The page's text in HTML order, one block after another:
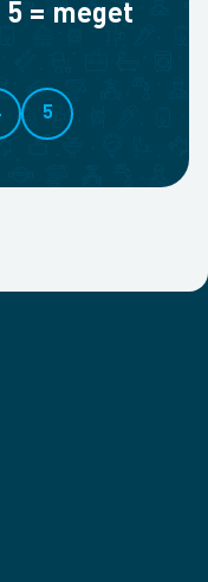
= meget
5